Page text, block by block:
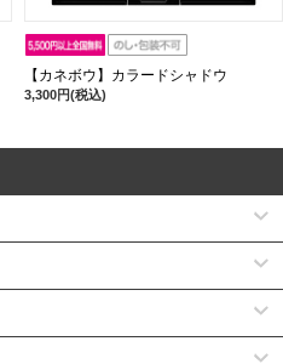
【カネボウ】カラードシャドウ
3,300円(税込)